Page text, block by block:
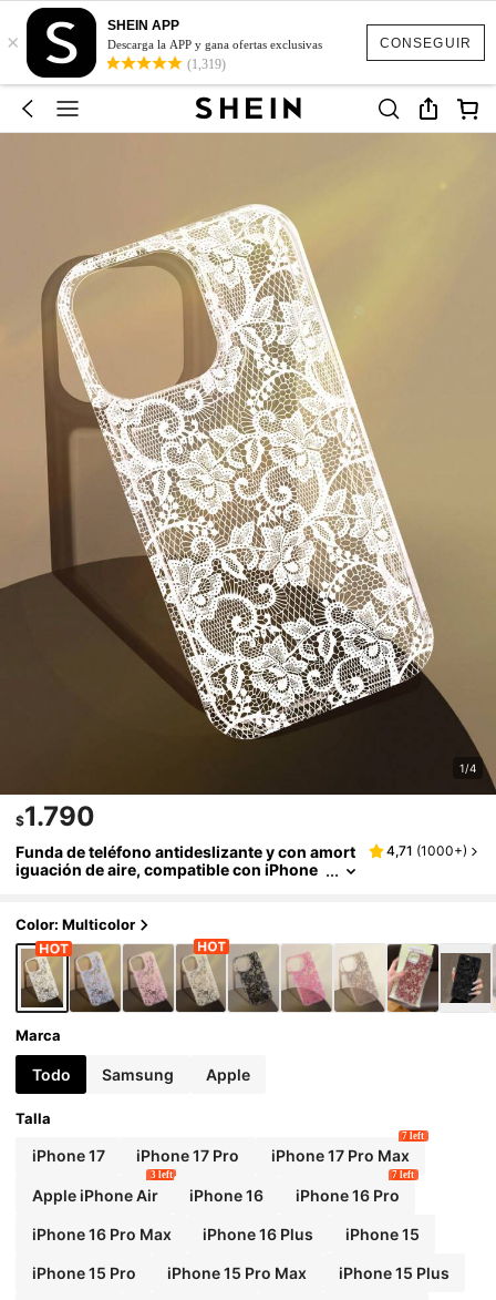
CONSEGUIR
×
SHEIN APP
Descarga la APP y gana ofertas exclusivas
(1,319)
1/4
$1.790
Funda de teléfono antideslizante y con amort
iguación de aire, compatible con iPhone
e boda, fiesta, cumpleaños o aniversario
4,71 (1000+)
Color: Multicolor
Marca
Todo Samsung Apple
Talla
iPhone 17 iPhone 17 Pro iPhone 17 Pro Max
7 left
Apple iPhone Air
3 left
iPhone 16 iPhone 16 Pro
7 left
iPhone 16 Pro Max iPhone 16 Plus iPhone 15
iPhone 15 Pro iPhone 15 Pro Max iPhone 15 Plus